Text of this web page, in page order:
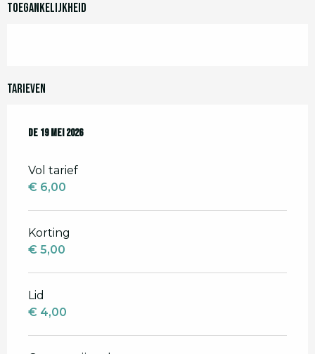
Toegankelijkheid
Tarieven
De 19 mei 2026
De 19 mei 2026
Vol tarief
€ 6,00
Korting
€ 5,00
Lid
€ 4,00